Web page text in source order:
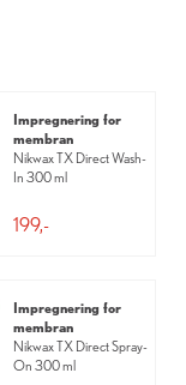
Impregnering for
membran
Nikwax TX Direct Wash-
In 300 ml
199,-
Impregnering for
membran
Nikwax TX Direct Spray-
On 300 ml